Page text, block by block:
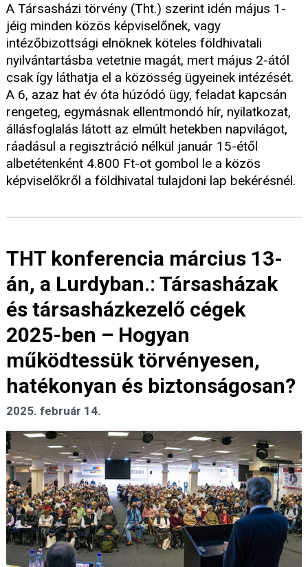
A Társasházi törvény (Tht.) szerint idén május 1-
jéig minden közös képviselőnek, vagy
intézőbizottsági elnöknek köteles földhivatali
nyilvántartásba vetetnie magát, mert május 2-ától
csak így láthatja el a közösség ügyeinek intézését.
A 6, azaz hat év óta húzódó ügy, feladat kapcsán
rengeteg, egymásnak ellentmondó hír, nyilatkozat,
állásfoglalás látott az elmúlt hetekben napvilágot,
ráadásul a regisztráció nélkül január 15-étől
albetétenként 4.800 Ft-ot gombol le a közös
képviselőkről a földhivatal tulajdoni lap bekérésnél.
THT konferencia március 13-
án, a Lurdyban.: Társasházak
és társasházkezelő cégek
2025-ben – Hogyan
működtessük törvényesen,
hatékonyan és biztonságosan?
2025. február 14.